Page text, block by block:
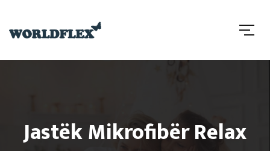
Jastëk Mikrofibër Relax